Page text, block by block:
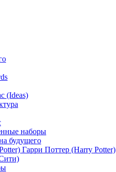
(Ideas)
наборы
будущего
Гарри Поттер (Harry Potter)